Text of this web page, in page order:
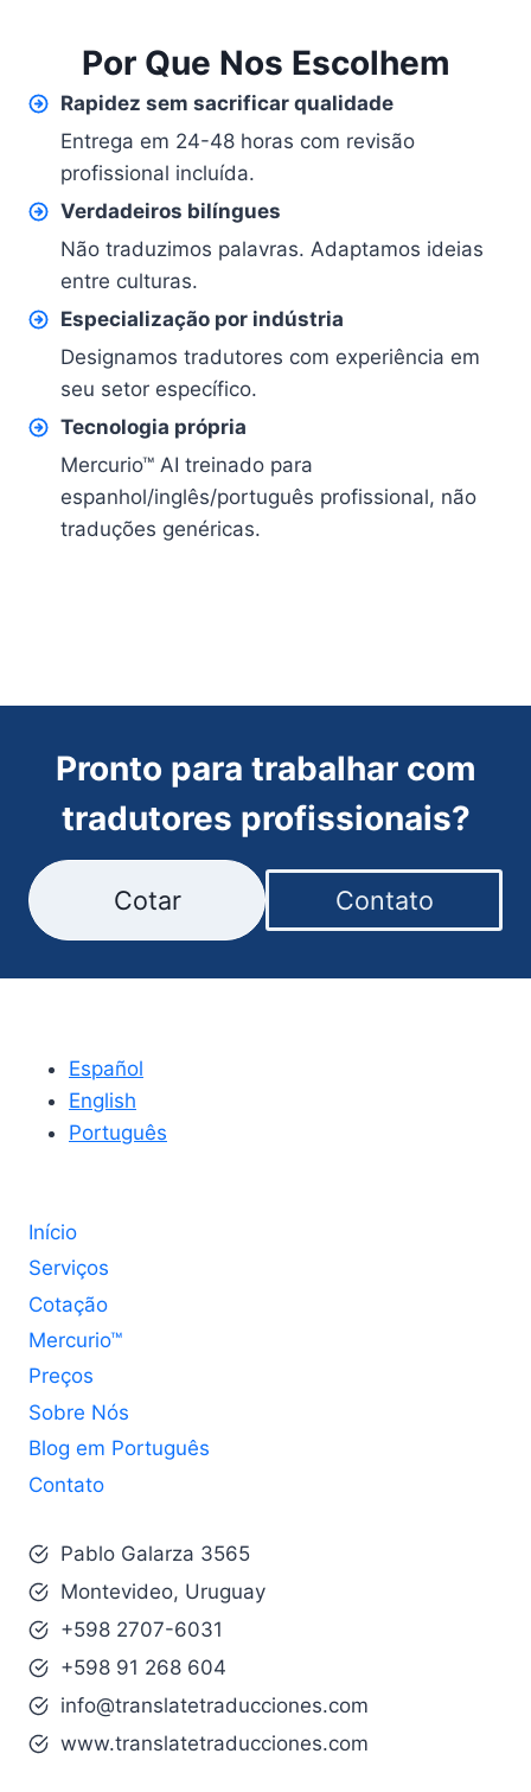
Por Que Nos Escolhem
Rapidez sem sacrificar qualidade
Entrega em 24-48 horas com revisão
profissional incluída.
Verdadeiros bilíngues
Não traduzimos palavras. Adaptamos ideias
entre culturas.
Especialização por indústria
Designamos tradutores com experiência em
seu setor específico.
Tecnologia própria
Mercurio™ AI treinado para
espanhol/inglês/português profissional, não
traduções genéricas.
Pronto para trabalhar com
tradutores profissionais?
Cotar Contato
Español
English
Português
Início
Serviços
Cotação
Mercurio™
Preços
Sobre Nós
Blog em Português
Contato
Pablo Galarza 3565
Montevideo, Uruguay
+598 2707-6031
+598 91 268 604
info@translatetraducciones.com
www.translatetraducciones.com